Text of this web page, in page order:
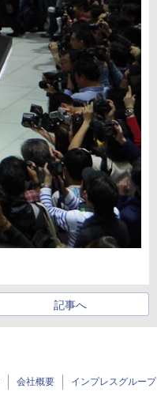
記事へ
会社概要 インプレスグループ